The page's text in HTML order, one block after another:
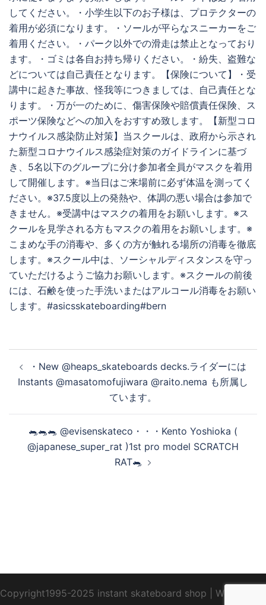
してください。・小学生以下のお子様は、プロテクターの
着用が必須になります。・ソールが平らなスニーカーをご
着用ください。・パーク以外での滑走は禁止となっており
ます。・ゴミは各自お持ち帰りください。・紛失、盗難な
どについては自己責任となります。【保険について】・受
講中に起きた事故、怪我等につきましては、自己責任とな
ります。・万が一のために、傷害保険や賠償責任保険、ス
ポーツ保険などへの加入をおすすめ致します。【新型コロ
ナウイルス感染防止対策】当スクールは、政府から示され
た新型コロナウイルス感染症対策のガイドラインに基づ
き、5名以下のグループに分け参加者全員がマスクを着用
して開催します。※当日はご来場前に必ず体温を測ってく
ださい。※37.5度以上の発熱や、体調の悪い場合は参加で
きません。※受講中はマスクの着用をお願いします。※ス
クールを見学される方もマスクの着用をお願いします。※
こまめな手の消毒や、多くの方が触れる場所の消毒を徹底
します。※スクール中は、ソーシャルディスタンスを守っ
ていただけるようご協力お願いします。※スクールの前後
には、石鹸を使った手洗いまたはアルコール消毒をお願い
します。#asicsskateboarding#bern
稿
ナ
・New @heaps_skateboards decks.ライダーには
Instants @masatomofujiwara @raito.nema も所属し
ています。
🐀🐀🐀 @evisenskateco・・・Kento Yoshioka (
@japanese_super_rat )1st pro model SCRATCH
RAT🐀
Copyright1995-2025 instant skateboard shop
WebDesign